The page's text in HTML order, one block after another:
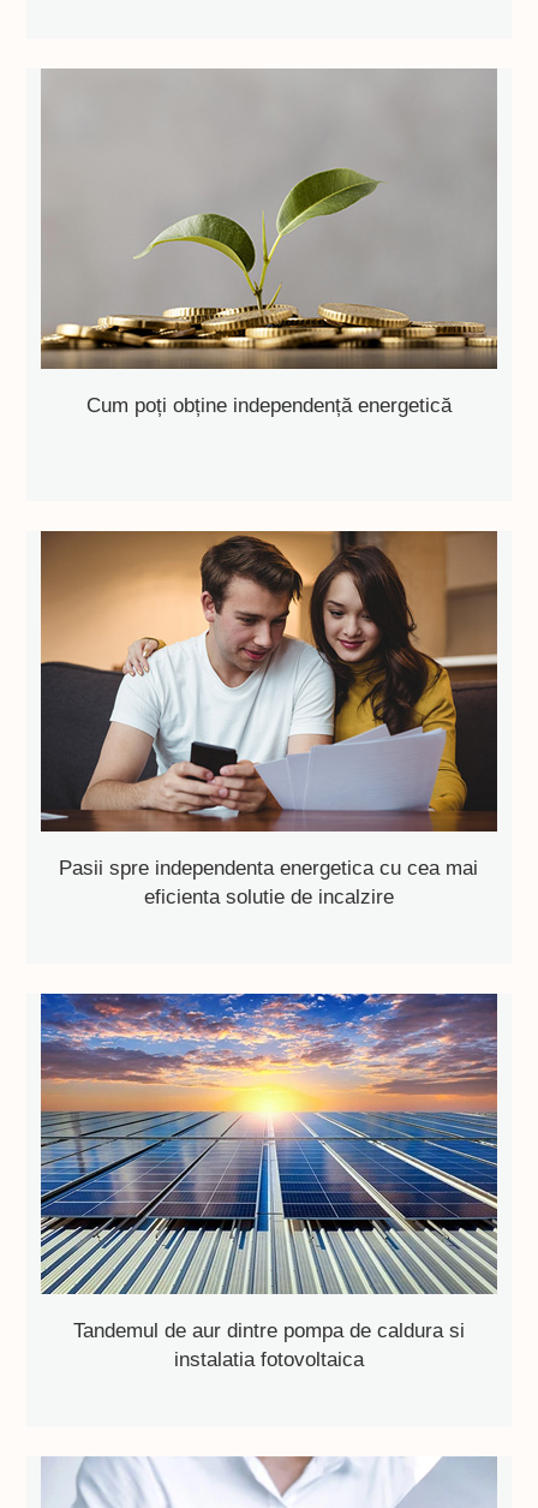
Cum poți obține independență energetică
Pasii spre independenta energetica cu cea mai
eficienta solutie de incalzire
Tandemul de aur dintre pompa de caldura si
instalatia fotovoltaica